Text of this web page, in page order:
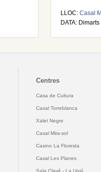
LLOC: Casal
DATA:
Centres
Casa de Cultura
Casal Torreblanca
Xalet Negre
Casal Mira-sol
Casino La Floresta
Casal Les Planes
Sala Clavé - La Unió